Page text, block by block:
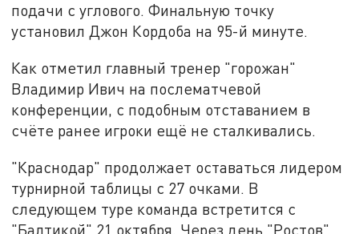
подачи с углового. Финальную точку
установил Джон Кордоба на 95-й минуте.
Как отметил главный тренер "горожан"
Владимир Ивич на послематчевой
конференции, с подобным отставанием в
счёте ранее игроки ещё не сталкивались.
"Краснодар" продолжает оставаться лидером
турнирной таблицы с 27 очками. В
следующем туре команда встретится с
"Балтикой" 21 октября. Через день "Ростов"